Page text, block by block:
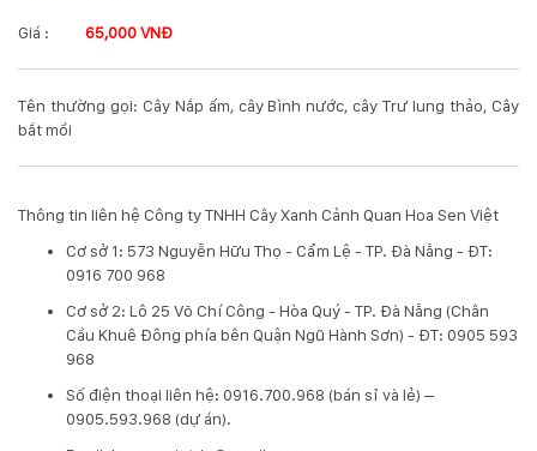
LIÊN
HỆ
Hotline
0931.914.968
hoasenvietdn@gmail.com
Giá : 65,000 VNĐ
Tên thường gọi: Cây Nắp ấm, cây Bình nước, cây Trư lung thảo, Cây
bắt mồi
Thông tin liên hệ Công ty TNHH Cây Xanh Cảnh Quan Hoa Sen Việt
Cơ sở 1: 573 Nguyễn Hữu Thọ - Cẩm Lệ - TP. Đà Nẵng - ĐT:
0916 700 968
Cơ sở 2: Lô 25 Võ Chí Công - Hòa Quý - TP. Đà Nẵng (Chân
Cầu Khuê Đông phía bên Quận Ngũ Hành Sơn) - ĐT: 0905 593
968
​Số điện thoại liên hệ: 0916.700.968 (bán sỉ và lẻ) –
0905.593.968 (dự án).